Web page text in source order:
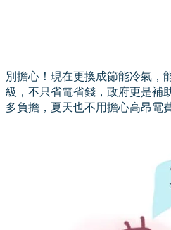
別擔心！現在更換成節能冷氣，
級，不只省電省錢，政府更是補
多負擔，夏天也不用擔心高昂電